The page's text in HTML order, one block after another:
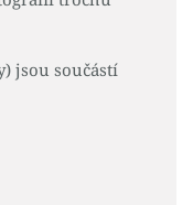
jsou součástí